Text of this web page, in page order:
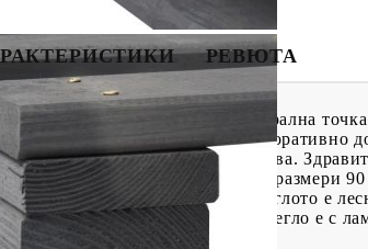
РЕВЮТА
палети ще се превърне в централна
ще бъде практично и декоративно
за легло е здрава и издръжлива.
легло е подходяща за матрак с размери
матракът не е включен. Леглото е
е да знаете:Тази рамка за легло е с